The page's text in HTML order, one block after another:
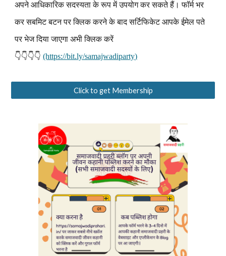
अपने आधिकारिक सदस्यता के रूप में उपयोग कर सकते हैं। फॉर्म भर
कर सबमिट बटन पर क्लिक करने के बाद सर्टिफिकेट आपके ईमेल पते
पर भेज दिया जाएगा अभी क्लिक करें
👇👇👇👇(https://bit.ly/samajwadiparty)
Click to get Membership